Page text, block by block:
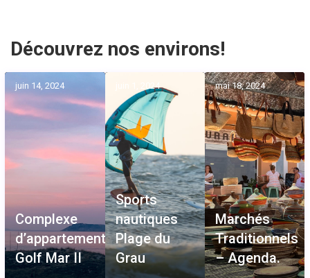
Découvrez nos environs!
juin 14, 2024
Complexe
d’appartements
Golf Mar II
juin 1, 2024
Sports
nautiques
Plage du
Grau
mai 18, 2024
Marchés
Traditionnels
– Agenda.